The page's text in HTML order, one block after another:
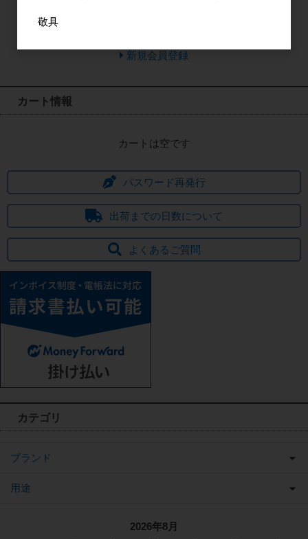
新規会員登録
カート情報
カートは空です
パスワード再発行
出荷までの日数について
よくあるご質問
カテゴリ
ブランド
用途
2026年8月
敬具